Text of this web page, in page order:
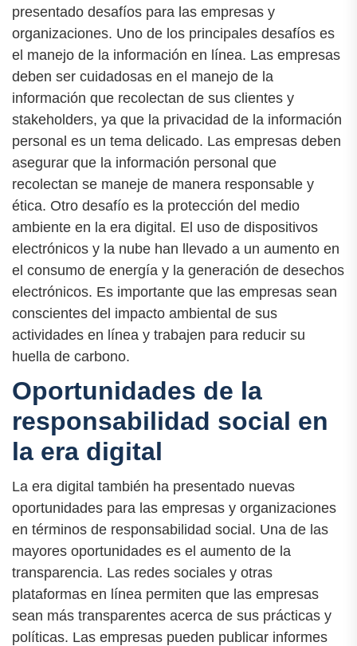
presentado desafíos para las empresas y
organizaciones. Uno de los principales desafíos es
el manejo de la información en línea. Las empresas
deben ser cuidadosas en el manejo de la
información que recolectan de sus clientes y
stakeholders, ya que la privacidad de la información
personal es un tema delicado. Las empresas deben
asegurar que la información personal que
recolectan se maneje de manera responsable y
ética. Otro desafío es la protección del medio
ambiente en la era digital. El uso de dispositivos
electrónicos y la nube han llevado a un aumento en
el consumo de energía y la generación de desechos
electrónicos. Es importante que las empresas sean
conscientes del impacto ambiental de sus
actividades en línea y trabajen para reducir su
huella de carbono.
Oportunidades de la
responsabilidad social en
la era digital
La era digital también ha presentado nuevas
oportunidades para las empresas y organizaciones
en términos de responsabilidad social. Una de las
mayores oportunidades es el aumento de la
transparencia. Las redes sociales y otras
plataformas en línea permiten que las empresas
sean más transparentes acerca de sus prácticas y
políticas. Las empresas pueden publicar informes